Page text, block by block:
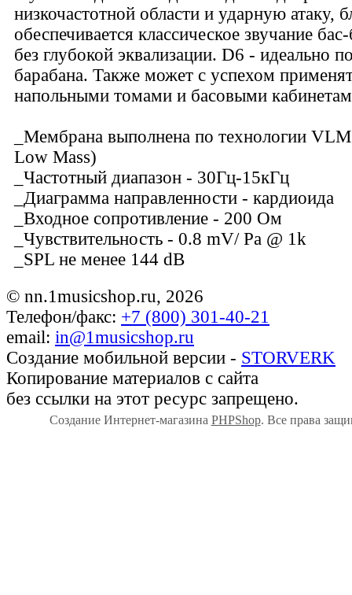
низкочастотной области и ударную атаку,
обеспечивается классическое звучание
без глубокой эквализации. D6 - идеально
барабана. Также может с успехом
напольными томами и басовыми
_Мембрана выполнена по технологии
Low Mass)
_Частотный диапазон - 30Гц-15кГц
_Диаграмма направленности - кардиоида
_Входное сопротивление - 200 Ом
_Чувствительность - 0.8 mV/ Pa @ 1k
_SPL не менее 144 dB
© nn.1musicshop.ru, 2026
Телефон/факс: +7 (800) 301-40-21
email: in@1musicshop.ru
Создание мобильной версии - STORVERK
Копирование материалов с сайта
без ссылки на этот ресурс запрещено.
Создание Интернет-магазина PHPShop. Все права